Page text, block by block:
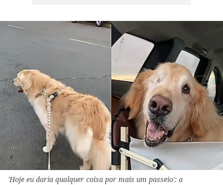
'Hoje eu daria qualquer coisa por mais um passeio': a